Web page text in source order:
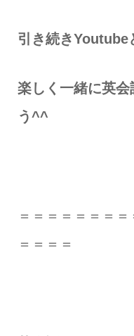
引き続きYoutube
楽しく一緒に英会
う^^
＝＝＝＝＝＝＝
＝＝＝＝